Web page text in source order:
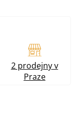
2 prodejny v
Praze